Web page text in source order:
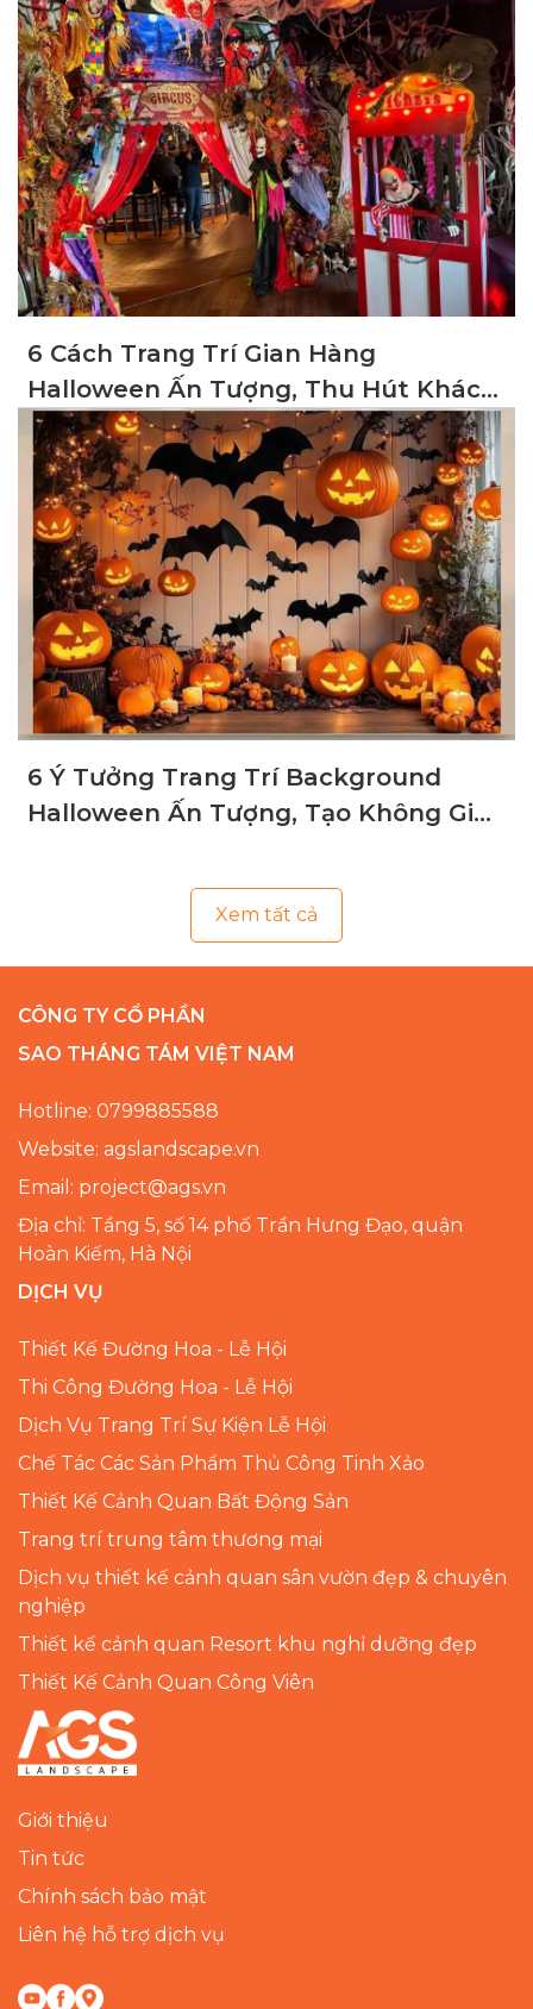
6 Cách Trang Trí Gian Hàng
Halloween Ấn Tượng, Thu Hút Khách
Hàng
6 Ý Tưởng Trang Trí Background
Halloween Ấn Tượng, Tạo Không Gian
Xem tất cả
CÔNG TY CỔ PHẦN
SAO THÁNG TÁM VIỆT NAM
Hotline: 0799885588
Website: agslandscape.vn
Email: project@ags.vn
Địa chỉ: Tầng 5, số 14 phố Trần Hưng Đạo, quận
Hoàn Kiếm, Hà Nội
DỊCH VỤ
Thiết Kế Đường Hoa - Lễ Hội
Thi Công Đường Hoa - Lễ Hội
Dịch Vụ Trang Trí Sự Kiện Lễ Hội
Chế Tác Các Sản Phẩm Thủ Công Tinh Xảo
Thiết Kế Cảnh Quan Bất Động Sản
Trang trí trung tâm thương mại
Dịch vụ thiết kế cảnh quan sân vườn đẹp & chuyên
nghiệp
Thiết kế cảnh quan Resort khu nghỉ dưỡng đẹp
Thiết Kế Cảnh Quan Công Viên
Giới thiệu
Tin tức
Chính sách bảo mật
Liên hệ hỗ trợ dịch vụ